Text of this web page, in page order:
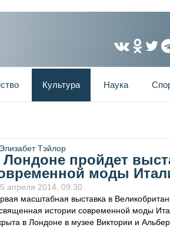
Культура Наука
пройдет
моды
5 апреля 2014, 09:30
масштабная выставка в
истории современной моды
в Лондоне в музее Виктории и